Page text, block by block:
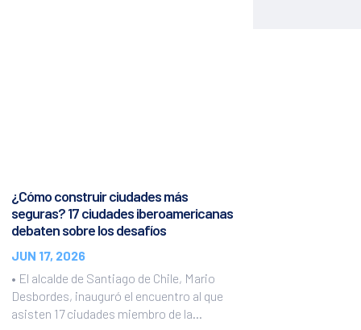
¿Cómo construir ciudades más
seguras? 17 ciudades iberoamericanas
debaten sobre los desafíos
JUN 17, 2026
• El alcalde de Santiago de Chile, Mario
Desbordes, inauguró el encuentro al que
asisten 17 ciudades miembro de la...